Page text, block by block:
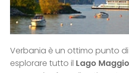
Verbania è un ottimo punto
esplorare tutto il Lago